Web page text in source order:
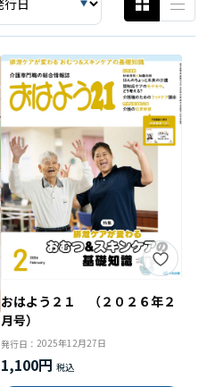
おはよう２１ （２０２６年２
月号）
発行日： 2025年12月27日
1,100円